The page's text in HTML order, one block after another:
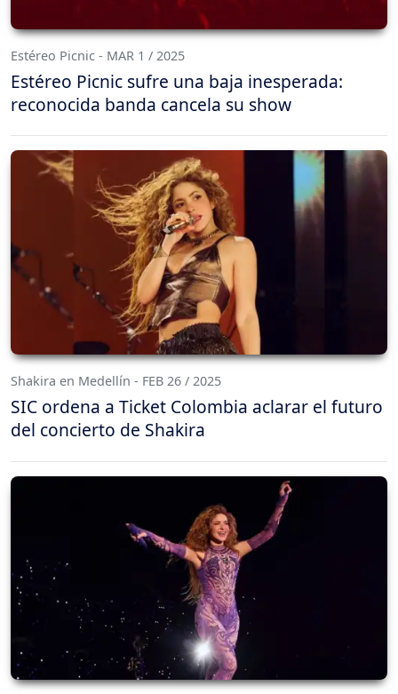
Estéreo Picnic - MAR 1 / 2025
Estéreo Picnic sufre una baja inesperada:
reconocida banda cancela su show
Shakira en Medellín - FEB 26 / 2025
SIC ordena a Ticket Colombia aclarar el futuro
del concierto de Shakira